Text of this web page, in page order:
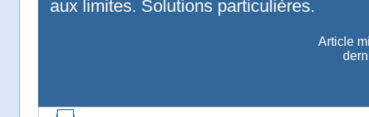
aux limites. Solutions particulières.
Article